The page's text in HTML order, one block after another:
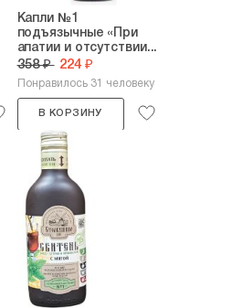
Капли №1
подъязычные «При
апатии и отсутствии...
358 ₽ 224 ₽
Понравилось 31 человеку
В КОРЗИНУ